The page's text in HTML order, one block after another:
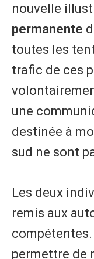
nouvelle
permanente
toutes les
trafic de ces
une
destinée à
sud ne sont
Les deux
remis aux
compétentes.
permettre de